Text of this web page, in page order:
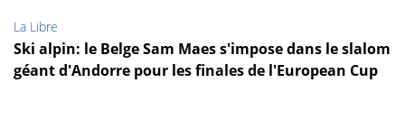
La Libre
Ski alpin: le Belge Sam Maes s'impose dans le slalom
géant d'Andorre pour les finales de l'European Cup